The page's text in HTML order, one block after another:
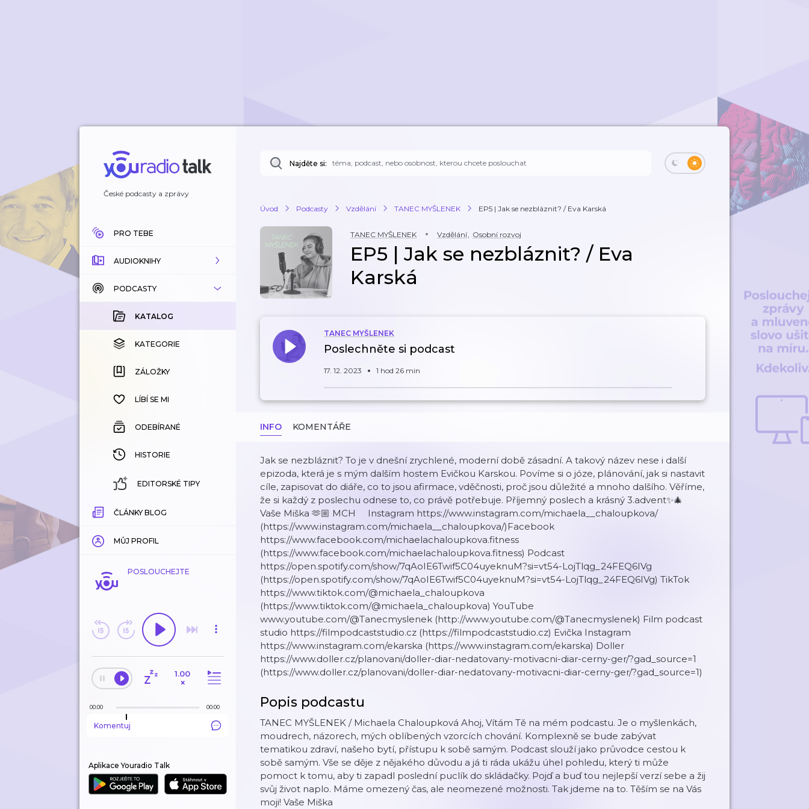
České podcasty a zprávy
PRO TEBE
AUDIOKNIHY
KATALOG
KOUPENÉ
KATEGORIE
ZÁLOŽKY
HISTORIE
PODCASTY
KATALOG
KATEGORIE
ZÁLOŽKY
LÍBÍ SE MI
ODEBÍRANÉ
HISTORIE
EDITORSKÉ TIPY
ČLÁNKY BLOG
MŮJ PROFIL
POSLOUCHEJTE
1.00
×
00:00 00:00
Komentuj
Aplikace Youradio Talk
Najděte si:
Úvod Podcasty Vzdělání TANEC MYŠLENEK EP5 | Jak se nezbláznit? / Eva Karská
TANEC MYŠLENEK Vzdělání, Osobní rozvoj
EP5 | Jak se nezbláznit? / Eva
Karská
TANEC MYŠLENEK
Poslechněte si podcast
17. 12. 2023 1 hod 26 min
INFO KOMENTÁŘE
Jak se nezbláznit? To je v dnešní zrychlené, moderní době zásadní. A takový název nese i další
epizoda, která je s mým dalším hostem Evičkou Karskou. Povíme si o józe, plánování, jak si nastavit
cíle, zapisovat do diáře, co to jsou afirmace, vděčnosti, proč jsou důležité a mnoho dalšího. Věříme,
že si každý z poslechu odnese to, co právě potřebuje. Příjemný poslech a krásný 3.advent✨🎄
Vaše Miška 🫶🏼 MCH Instagram https://www.instagram.com/michaela__chaloupkova/
(https://www.instagram.com/michaela__chaloupkova/)Facebook
https://www.facebook.com/michaelachaloupkova.fitness
(https://www.facebook.com/michaelachaloupkova.fitness) Podcast
https://open.spotify.com/show/7qAoIE6Twif5C04uyeknuM?si=vt54-LojTlqg_24FEQ6IVg
(https://open.spotify.com/show/7qAoIE6Twif5C04uyeknuM?si=vt54-LojTlqg_24FEQ6IVg) TikTok
https://www.tiktok.com/@michaela_chaloupkova
(https://www.tiktok.com/@michaela_chaloupkova) YouTube
www.youtube.com/@Tanecmyslenek (http://www.youtube.com/@Tanecmyslenek) Film podcast
studio https://filmpodcaststudio.cz (https://filmpodcaststudio.cz) Evička Instagram
https://www.instagram.com/ekarska (https://www.instagram.com/ekarska) Doller
https://www.doller.cz/planovani/doller-diar-nedatovany-motivacni-diar-cerny-ger/?gad_source=1
(https://www.doller.cz/planovani/doller-diar-nedatovany-motivacni-diar-cerny-ger/?gad_source=1)
Popis podcastu
TANEC MYŠLENEK / Michaela Chaloupková Ahoj, Vítám Tě na mém podcastu. Je o myšlenkách,
moudrech, názorech, mých oblíbených vzorcích chování. Komplexně se bude zabývat
tematikou zdraví, našeho bytí, přístupu k sobě samým. Podcast slouží jako průvodce cestou k
sobě samým. Vše se děje z nějakého důvodu a já ti ráda ukážu úhel pohledu, který ti může
pomoct k tomu, aby ti zapadl poslední puclík do skládačky. Pojď a buď tou nejlepší verzí sebe a žij
svůj život naplo. Máme omezený čas, ale neomezené možnosti. Tak jdeme na to. Těším se na Vás
moji! Vaše Miška